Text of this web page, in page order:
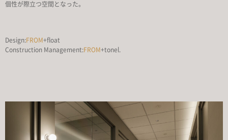
個性が際立つ空間となった。
Design:FROM+float
Construction Management:FROM+tonel.